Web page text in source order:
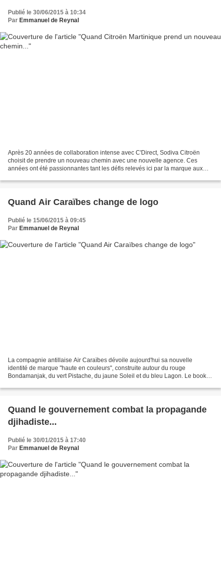
Publié le 30/06/2015 à 10:34
Par Emmanuel de Reynal
Après 20 années de collaboration intense avec C'Direct, Sodiva Citroën
choisit de prendre un nouveau chemin avec une nouvelle agence. Ces
années ont été passionnantes tant les défis relevés ici par la marque aux
Quand Air Caraïbes change de logo
Publié le 15/06/2015 à 09:45
Par Emmanuel de Reynal
La compagnie antillaise Air Caraïbes dévoile aujourd'hui sa nouvelle
identité de marque "haute en couleurs", construite autour du rouge
Bondamanjak, du vert Pistache, du jaune Soleil et du bleu Lagon. Le book
Quand le gouvernement combat la propagande
djihadiste...
Publié le 30/01/2015 à 17:40
Par Emmanuel de Reynal